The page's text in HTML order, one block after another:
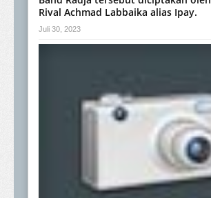
Rival Achmad Labbaika alias Ipay.
Juli 30, 2023